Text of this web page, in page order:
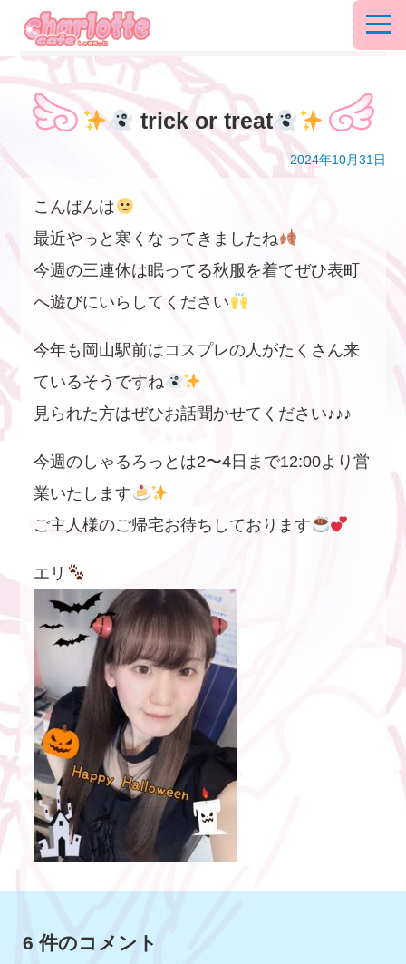
trick or treat
2024年10月31日
こんばんは
最近やっと寒くなってきましたね
今週の三連休は眠ってる秋服を着てぜひ表町
へ遊びにいらしてください
今年も岡山駅前はコスプレの人がたくさん来
ているそうですね
見られた方はぜひお話聞かせてください♪♪♪
今週のしゃるろっとは2〜4日まで12:00より営
業いたします
ご主人様のご帰宅お待ちしております
エリ
6 件のコメント